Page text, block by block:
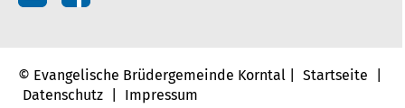
© Evangelische Brüdergemeinde Korntal | Startseite
Datenschutz
Impressum